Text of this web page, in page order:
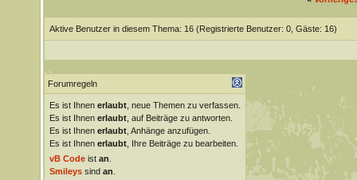
Aktive Benutzer in diesem Thema: 16 (Registrierte Benutzer: 0, Gäste: 16)
Forumregeln
Es ist Ihnen erlaubt, neue Themen zu verfassen.
Es ist Ihnen erlaubt, auf Beiträge zu antworten.
Es ist Ihnen erlaubt, Anhänge anzufügen.
Es ist Ihnen erlaubt, Ihre Beiträge zu bearbeiten.
vB Codeist an
Smileyssind an